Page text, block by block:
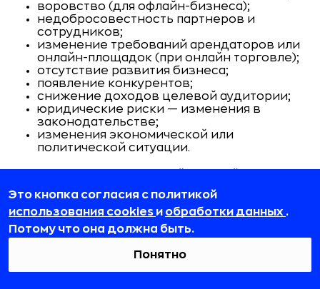
воровство (для офлайн-бизнеса);
недобросовестность партнеров и
сотрудников;
изменение требований арендаторов или
онлайн-площадок (при онлайн торговле);
отсутствие развития бизнеса;
появление конкурентов;
снижение доходов целевой аудитории;
юридические риски — изменения в
законодательстве;
изменения экономической или
политической ситуации.
решение и алгоритм действий при его
возникновении. В наше время учитывать
приходится даже политические риски.
Пример. Вы открываете кофейню, в которой
готовите кофе из южноамериканских зерен
Это кнопка согласия с политикой
использования cookies и обработки данных .
Потому что она должна быть.
Понятно